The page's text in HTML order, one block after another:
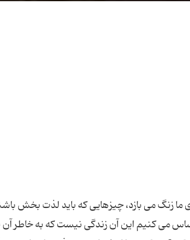
زنگ می بازد، چیزهایی كه باید لذت بخش
می كنیم این آن زندگی نیست كه به خاطر آن